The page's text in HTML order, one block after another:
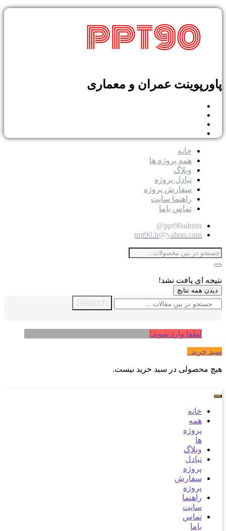
پاورپوینت عمران و معماری
خانه
همه پروژه ها
وبلاگ
تبادل پروژه
سفارش پروژه
راهنما سایت
تماس باما
ppt90admin@
ppt90.ir@yahoo.com
نتیجه ای یافت نشد!
دیدن همه نتایج
Search
لطفا وارد شوید!
سبد خرید
هیچ محصولی در سبد خرید نیست.
خانه
همه
پروژه
ها
وبلاگ
تبادل
پروژه
سفارش
پروژه
راهنما
سایت
تماس
باما